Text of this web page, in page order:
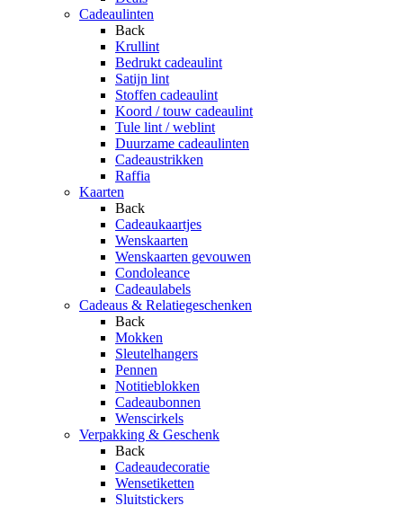
Cadeaulinten
Back
Krullint
Bedrukt cadeaulint
Satijn lint
Stoffen cadeaulint
Koord / touw cadeaulint
Tule lint / weblint
Duurzame cadeaulinten
Cadeaustrikken
Raffia
Kaarten
Back
Cadeaukaartjes
Wenskaarten
Wenskaarten gevouwen
Condoleance
Cadeaulabels
Cadeaus & Relatiegeschenken
Back
Mokken
Sleutelhangers
Pennen
Notitieblokken
Cadeaubonnen
Wenscirkels
Verpakking & Geschenk
Back
Cadeaudecoratie
Wensetiketten
Sluitstickers